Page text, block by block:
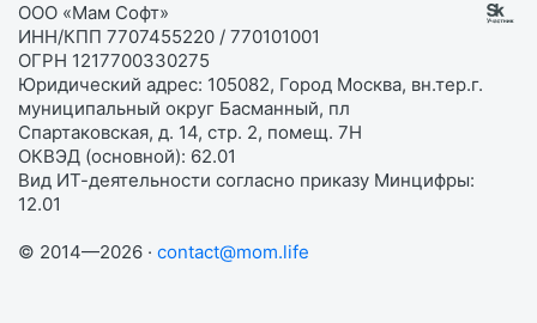
ООО «Мам Софт»
ИНН/КПП 7707455220 / 770101001
ОГРН 1217700330275
Юридический адрес: 105082, Город Москва, вн.тер.г.
муниципальный округ Басманный, пл
Спартаковская, д. 14, стр. 2, помещ. 7Н
ОКВЭД (основной): 62.01
Вид ИТ-деятельности согласно приказу Минцифры:
12.01
© 2014—2026 · contact@mom.life